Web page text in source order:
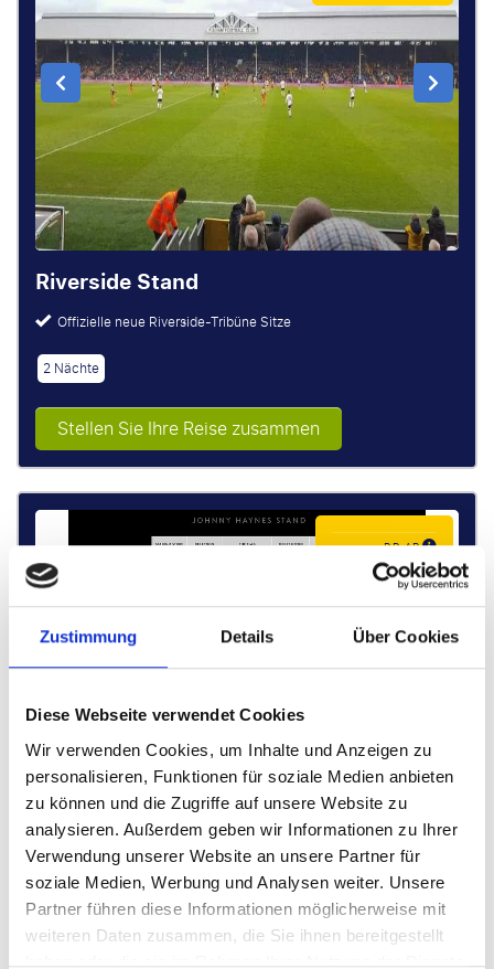
Zustimmung Details Über Cookies
Diese Webseite verwendet Cookies
Wir verwenden Cookies, um Inhalte und Anzeigen zu
personalisieren, Funktionen für soziale Medien anbieten
zu können und die Zugriffe auf unsere Website zu
analysieren. Außerdem geben wir Informationen zu Ihrer
Verwendung unserer Website an unsere Partner für
soziale Medien, Werbung und Analysen weiter. Unsere
Partner führen diese Informationen möglicherweise mit
weiteren Daten zusammen, die Sie ihnen bereitgestellt
Riverside Stand
Offizielle neue Riverside-Tribüne Sitze
2 Nächte
Stellen Sie Ihre Reise zusammen
P.P. AB
€ 724 p.P.
The Dugout Hospitality
2 Nächte